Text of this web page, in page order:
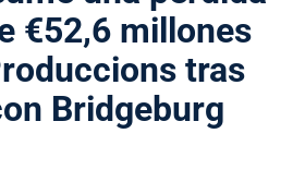
€52,6 millones
tras
Bridgeburg